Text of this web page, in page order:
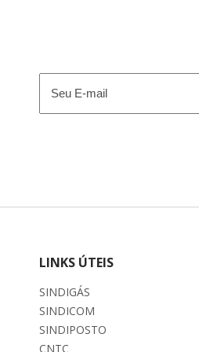
mail
LINKS ÚTEIS
SINDIGÁS
SINDICOM
SINDIPOSTO
CNTC